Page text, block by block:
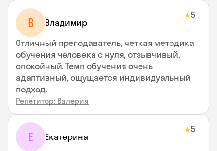
В Владимир
★5
Отличный преподаватель, четкая методика
обучения человека с нуля, отзывчивый,
спокойный. Темп обучения очень
адаптивный, ощущается индивидуальный
подход.
Репетитор: Валерия
Е Екатерина
★5